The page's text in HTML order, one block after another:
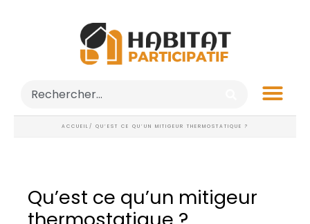
ACCUEIL / QU’EST CE QU’UN MITIGEUR THERMOSTATIQUE ?
Qu’est ce qu’un mitigeur